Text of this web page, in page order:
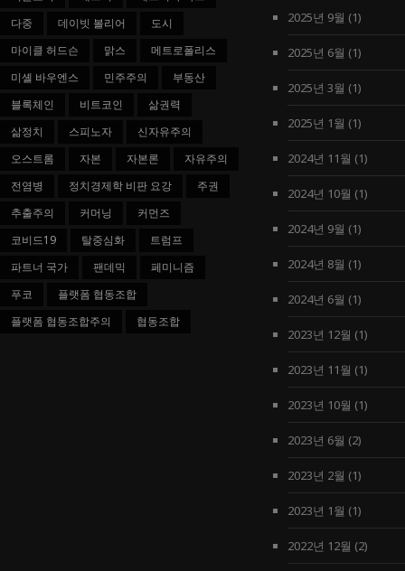
다중
데이빗 볼리어
도시
마이클 허드슨
맑스
메트로폴리스
미셸 바우엔스
민주주의
부동산
블록체인
비트코인
삶권력
삶정치
스피노자
신자유주의
오스트롬
자본 자본론
자유주의
전염병
정치경제학 비판 요강
주권
추출주의
커머닝
커먼즈
코비드19
탈중심화
트럼프
파트너 국가
팬데믹
페미니즘
푸코
플랫폼 협동조합
플랫폼 협동조합주의
협동조합
2025년 9월 (1)
2025년 6월 (1)
2025년 3월 (1)
2025년 1월 (1)
2024년 11월 (1)
2024년 10월 (1)
2024년 9월 (1)
2024년 8월 (1)
2024년 6월 (1)
2023년 12월 (1)
2023년 11월 (1)
2023년 10월 (1)
2023년 6월 (2)
2023년 2월 (1)
2023년 1월 (1)
2022년 12월 (2)